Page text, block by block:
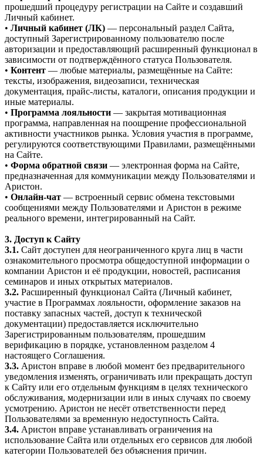
прошедший процедуру регистрации на Сайте и создавший
Личный кабинет.
• Личный кабинет (ЛК) — персональный раздел Сайта,
доступный Зарегистрированному пользователю после
авторизации и предоставляющий расширенный функционал в
зависимости от подтверждённого статуса Пользователя.
• Контент — любые материалы, размещённые на Сайте:
тексты, изображения, видеозаписи, техническая
документация, прайс-листы, каталоги, описания продукции и
иные материалы.
• Программа лояльности — закрытая мотивационная
программа, направленная на поощрение профессиональной
активности участников рынка. Условия участия в программе,
регулируются соответствующими Правилами, размещёнными
на Сайте.
• Форма обратной связи — электронная форма на Сайте,
предназначенная для коммуникации между Пользователями и
Аристон.
• Онлайн-чат — встроенный сервис обмена текстовыми
сообщениями между Пользователями и Аристон в режиме
реального времени, интегрированный на Сайт.
3. Доступ к Сайту
3.1. Сайт доступен для неограниченного круга лиц в части
ознакомительного просмотра общедоступной информации о
компании Аристон и её продукции, новостей, расписания
семинаров и иных открытых материалов.
3.2. Расширенный функционал Сайта (Личный кабинет,
участие в Программах лояльности, оформление заказов на
поставку запасных частей, доступ к технической
документации) предоставляется исключительно
Зарегистрированным пользователям, прошедшим
верификацию в порядке, установленном разделом 4
настоящего Соглашения.
3.3. Аристон вправе в любой момент без предварительного
уведомления изменять, ограничивать или прекращать доступ
к Сайту или его отдельным функциям в целях технического
обслуживания, модернизации или в иных случаях по своему
усмотрению. Аристон не несёт ответственности перед
Пользователями за временную недоступность Сайта.
3.4. Аристон вправе устанавливать ограничения на
использование Сайта или отдельных его сервисов для любой
категории Пользователей без объяснения причин.